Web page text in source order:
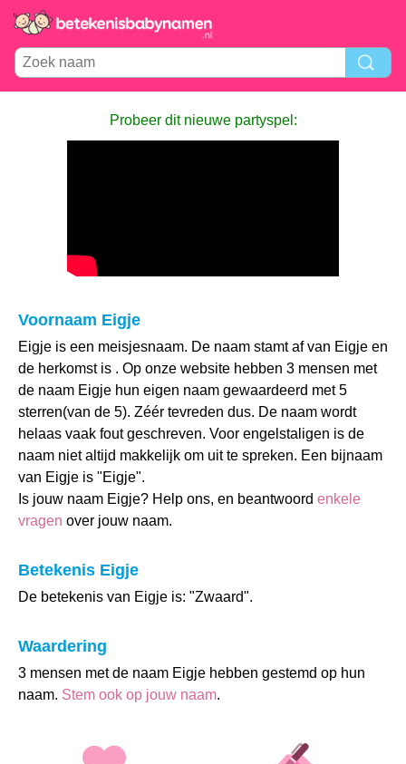
Probeer dit nieuwe partyspel:
Voornaam Eigje
Eigje is een meisjesnaam. De naam stamt af van Eigje en
de herkomst is . Op onze website hebben 3 mensen met
de naam Eigje hun eigen naam gewaardeerd met 5
sterren(van de 5). Zéér tevreden dus. De naam wordt
helaas vaak fout geschreven. Voor engelstaligen is de
naam niet altijd makkelijk om uit te spreken. Een bijnaam
van Eigje is "Eigje".
Is jouw naam Eigje? Help ons, en beantwoord enkele
vragen over jouw naam.
Betekenis Eigje
De betekenis van Eigje is: "Zwaard".
Waardering
3 mensen met de naam Eigje hebben gestemd op hun
naam. Stem ook op jouw naam.